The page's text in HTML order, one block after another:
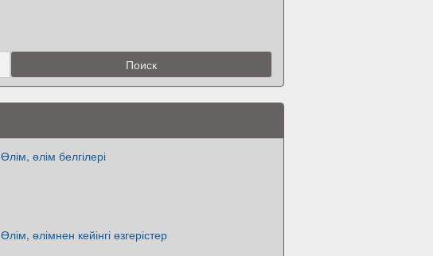
Өлім, өлім белгілері
Өлім, өлімнен кейінгі өзгерістер